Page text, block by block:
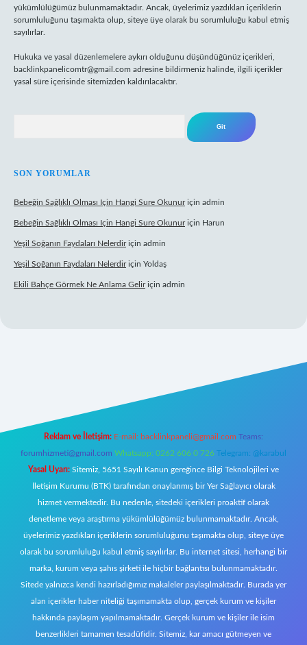
yükümlülüğümüz bulunmamaktadır. Ancak, üyelerimiz yazdıkları içeriklerin
sorumluluğunu taşımakta olup, siteye üye olarak bu sorumluluğu kabul etmiş
sayılırlar.
Hukuka ve yasal düzenlemelere aykırı olduğunu düşündüğünüz içerikleri,
backlinkpanelicomtr@gmail.com adresine bildirmeniz halinde, ilgili içerikler
yasal süre içerisinde sitemizden kaldırılacaktır.
SON YORUMLAR
Bebeğin Sağlıklı Olması Için Hangi Sure Okunuriçin admin
Bebeğin Sağlıklı Olması Için Hangi Sure Okunuriçin Harun
Yeşil Soğanın Faydaları Nelerdiriçin admin
Yeşil Soğanın Faydaları Nelerdiriçin Yoldaş
Ekili Bahçe Görmek Ne Anlama Geliriçin admin
Reklam ve İletişim: E-mail: backlinkpaneli@gmail.com Teams:
forumhizmeti@gmail.com Whatsapp: 0262 606 0 726 Telegram: @karabul
Yasal Uyarı: Sitemiz, 5651 Sayılı Kanun gereğince Bilgi Teknolojileri ve
İletişim Kurumu (BTK) tarafından onaylanmış bir Yer Sağlayıcı olarak
hizmet vermektedir. Bu nedenle, sitedeki içerikleri proaktif olarak
denetleme veya araştırma yükümlülüğümüz bulunmamaktadır. Ancak,
üyelerimiz yazdıkları içeriklerin sorumluluğunu taşımakta olup, siteye üye
olarak bu sorumluluğu kabul etmiş sayılırlar. Bu internet sitesi, herhangi bir
marka, kurum veya şahıs şirketi ile hiçbir bağlantısı bulunmamaktadır.
Sitede yalnızca kendi hazırladığımız makaleler paylaşılmaktadır. Burada yer
alan içerikler haber niteliği taşımamakta olup, gerçek kurum ve kişiler
hakkında paylaşım yapılmamaktadır. Gerçek kurum ve kişiler ile isim
benzerlikleri tamamen tesadüfidir. Sitemiz, kar amacı gütmeyen ve